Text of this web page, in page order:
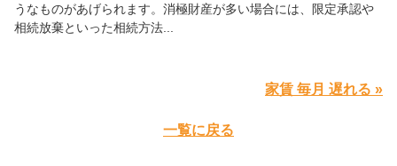
うなものがあげられます。消極財産が多い場合には、限定承認や
相続放棄といった相続方法...
家賃 毎月 遅れる »
一覧に戻る